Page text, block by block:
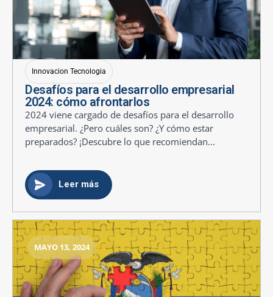
Innovacion Tecnologia
Desafíos para el desarrollo empresarial
2024: cómo afrontarlos
2024 viene cargado de desafíos para el desarrollo
empresarial. ¿Pero cuáles son? ¿Y cómo estar
preparados? ¡Descubre lo que recomiendan...
Leer más
MAYO 13, 2024